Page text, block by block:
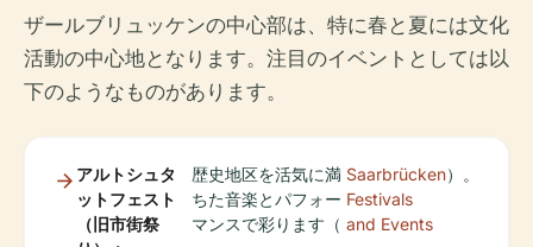
ザールブリュッケンの中心部は、特に春と夏には文化
活動の中心地となります。注目のイベントとしては以
下のようなものがあります。
アルトシュタ
ットフェスト
（旧市街祭
歴史地区を活気に満
ちた音楽とパフォー
マンスで彩ります（
Saarbrücken
Festivals
and Events
）。